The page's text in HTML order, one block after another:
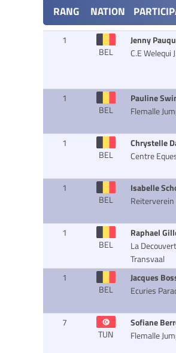
RANG NATION
1
BEL
Jenny
C.E Welequi
1
BEL
Pauline
Flemalle
1
BEL
Chrystelle
Centre
1
BEL
Isabelle
Reiterverein
1
BEL
Raphael
La
Transvaal
1
BEL
Jacques
Ecuries
7
TUN
Sofiane
Flemalle